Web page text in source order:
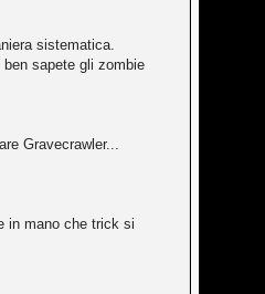
sistematica.
sapete gli zombie
Gravecrawler...
in mano che trick si